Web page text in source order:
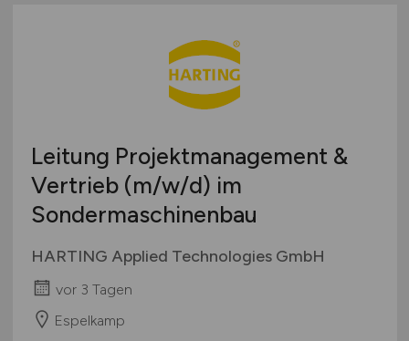
Leitung Projektmanagement &
Vertrieb (m/w/d) im
Sondermaschinenbau
HARTING Applied Technologies GmbH
vor 3 Tagen
Espelkamp